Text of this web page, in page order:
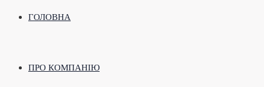
ГОЛОВНА
ПРО КОМПАНІЮ